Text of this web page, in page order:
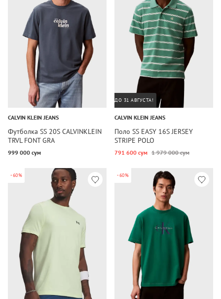
CALVIN KLEIN JEANS
Футболка SS 20S CALVINKLEIN
TRVL FONT GRA
999 000 сум
ДО 31 АВГУСТА!
CALVIN KLEIN JEANS
Поло SS EASY 16S JERSEY
STRIPE POLO
791 600 сум 1 979 000 сум
-60% -60%